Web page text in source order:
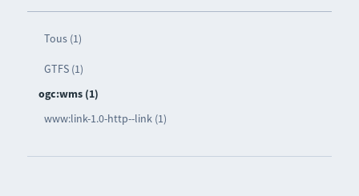
Tous (1)
GTFS (1)
ogc:wms (1)
www:link-1.0-http--link (1)